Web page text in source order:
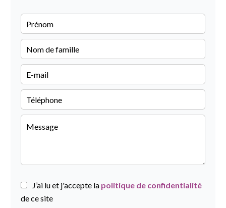
J’ai lu et j'accepte la politique de confidentialité
de ce site